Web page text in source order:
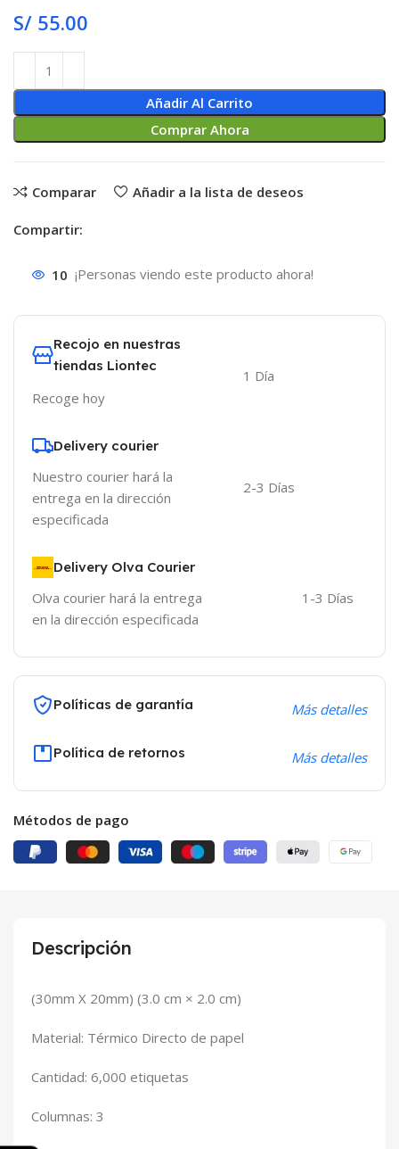
S/ 55.00
Añadir Al Carrito
Comprar Ahora
Comparar Añadir a la lista de deseos
Compartir:
10 ¡Personas viendo este producto ahora!
Recojo en nuestras
tiendas Liontec
Recoge hoy
1 Día
Delivery courier
Nuestro courier hará la
entrega en la dirección
especificada
2-3 Días
Delivery Olva Courier
Olva courier hará la entrega
en la dirección especificada
1-3 Días
Políticas de garantía Más detalles
Política de retornos Más detalles
Métodos de pago
Descripción
(30mm X 20mm) (3.0 cm × 2.0 cm)
Material: Térmico Directo de papel
Cantidad: 6,000 etiquetas
Columnas: 3